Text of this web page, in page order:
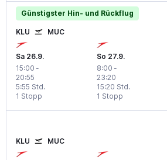
Günstigster Hin- und Rückflug
KLU MUC
Sa 26.9.
15:00 -
20:55
1 Stopp
5:55 Std.
So 27.9.
8:00 -
23:20
1 Stopp
15:20 Std.
KLU MUC